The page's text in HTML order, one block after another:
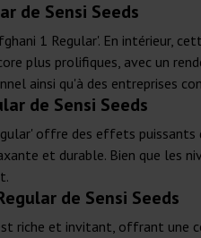
de Sensi Seeds
1 Regular'. En intérieur,
plus prolifiques, avec un
ainsi qu'à des entreprises
de Sensi Seeds
offre des effets
et durable. Bien que les
de Sensi Seeds
riche et invitant, offrant une